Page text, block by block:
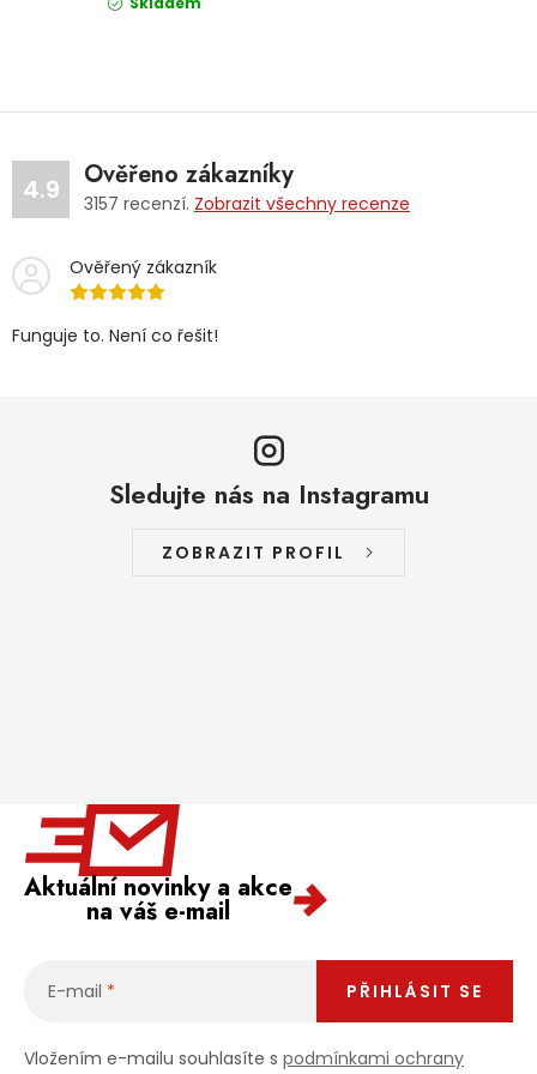
4.9 Ověřeno zákazníky
3157 recenzí. Zobrazit všechny recenze
Ověřený zákazník
Funguje to. Není co řešit!
Sledujte nás na Instagramu
ZOBRAZIT PROFIL
Aktuální novinky a akce
na váš e-mail
E-mail
Vložením e-mailu souhlasíte s podmínkami ochrany
PŘIHLÁSIT SE